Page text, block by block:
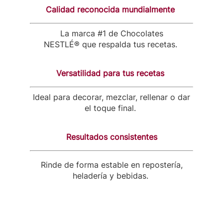
Calidad reconocida mundialmente
La marca #1 de Chocolates
NESTLÉ® que respalda tus recetas.
Versatilidad para tus recetas
Ideal para decorar, mezclar, rellenar o dar
el toque final.
Resultados consistentes
Rinde de forma estable en repostería,
heladería y bebidas.